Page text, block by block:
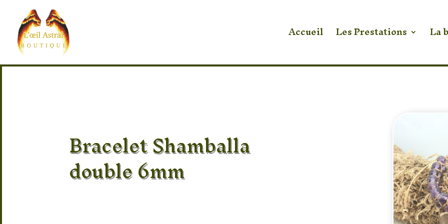
Accueil Les Prestations La
Bracelet Shamballa
double 6mm